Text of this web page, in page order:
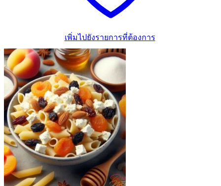
เพิ่มไปยังรายการที่ต้องการ